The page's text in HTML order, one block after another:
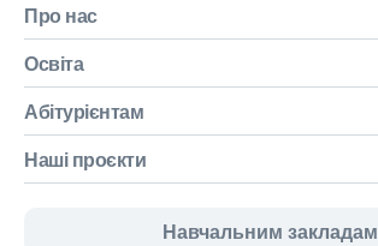
Про нас
Освіта
Абітурієнтам
Наші проєкти
Навчальним закладам